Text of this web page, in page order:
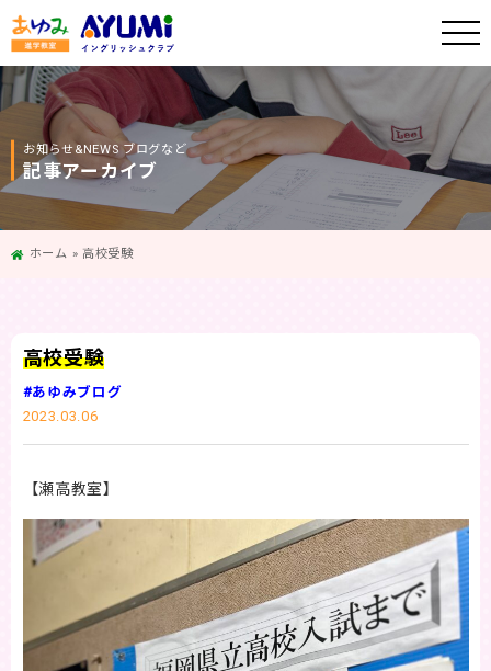
お知らせ&NEWS ブログなど
記事アーカイブ
ホーム » 高校受験
高校受験
#あゆみブログ
2023.03.06
【瀬高教室】